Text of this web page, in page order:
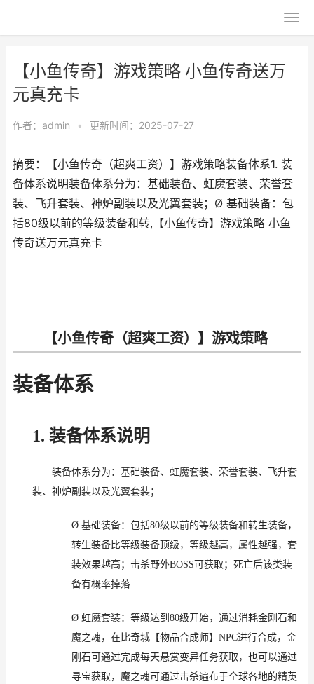
【小鱼传奇】游戏策略 小鱼传奇送万
元真充卡
作者： admin • 更新时间：2025-07-27
摘要：【小鱼传奇（超爽工资）】游戏策略装备体系1. 装
备体系说明装备体系分为：基础装备、虹魔套装、荣誉套
装、飞升套装、神炉副装以及光翼套装；Ø 基础装备：包
括80级以前的等级装备和转,【小鱼传奇】游戏策略 小鱼
传奇送万元真充卡
【小鱼传奇（超爽工资）】游戏策略
装备体系
1. 装备体系说明
装备体系分为 ： 基础装备、虹魔套装、荣誉套装、飞升套
装、神炉副装以及光翼套装；
Ø 基础装备： 包括80级以前的等级装备和转生装备，
转生装备比等级装备顶级，等级越高，属性越强，套
装效果越高 ；击杀野外BOSS 可获取 ；死亡后该类装
备有概率掉落
Ø 虹魔套装：等级达到 80级开始， 通过消耗金刚石和
魔之魂 ，在 比奇城 【物品合成师】 NPC进行合成，金
刚石可通过完成每天悬赏变异任务获取，也可以通过
寻宝获取，魔之魂可通过击杀遍布于全球各地的精英